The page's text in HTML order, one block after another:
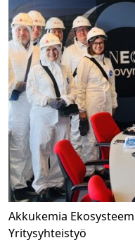
Akkukemia
Yritysyhteistyö